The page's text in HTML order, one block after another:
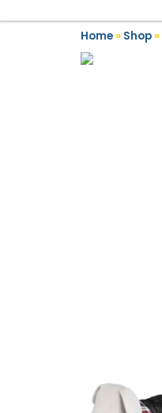
Home» Shop»